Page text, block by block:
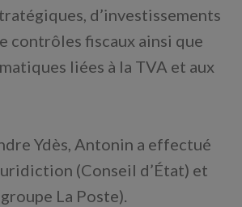
d’investissements
contrôles fiscaux ainsi que
liées à la TVA et aux
Ydès, Antonin a effectué
(Conseil d’État) et
La Poste).